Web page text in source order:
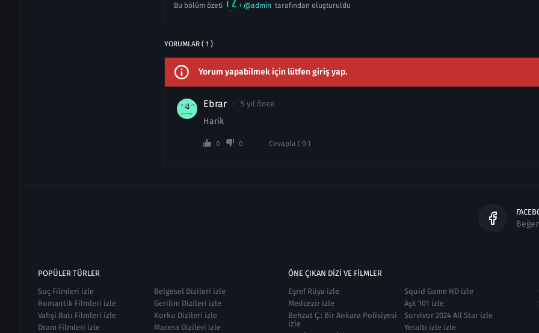
Bu bölüm özeti @admin tarafından oluşturuldu
YORUMLAR ( 1 )
Yorum yapabilmek için lütfen giriş yap.
Ebrar 5 yıl önce
Harik
0 0 Cevapla ( 0 )
Beğen
POPÜLER TÜRLER
Suç Filmleri izle
Romantik Filmleri izle
Vahşi Batı Filmleri izle
Dram Filmleri izle
Belgesel Dizileri izle
Gerilim Dizileri izle
Korku Dizileri izle
Macera Dizileri izle
ÖNE ÇIKAN DIZI VE FILMLER
Eşref Rüya izle
Medcezir izle
Behzat Ç.: Bir Ankara Polisiyesi
izle
Squid Game HD izle
Aşk 101 izle
Survivor 2024 All Star izle
Yeraltı izle izle